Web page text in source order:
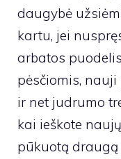
daugybė
kartu, jei
arbatos
pėsčiomis,
ir net judrumo
kai ieškote
pūkuotą